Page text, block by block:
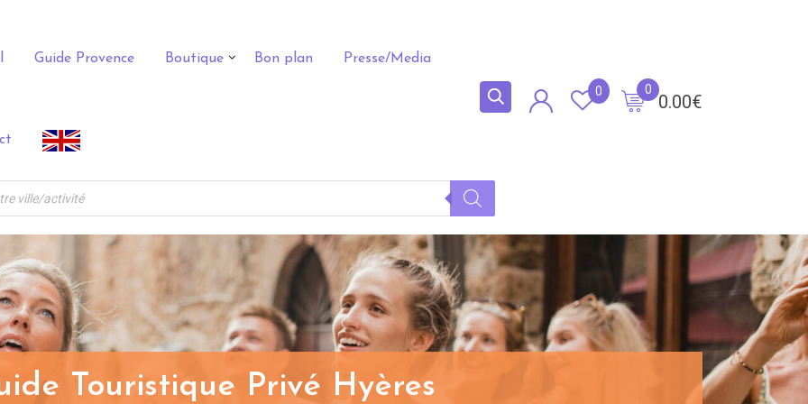
Guide Provence Boutique Bon plan Presse/Media
0.00€
0
0
Touristique Privé Hyères